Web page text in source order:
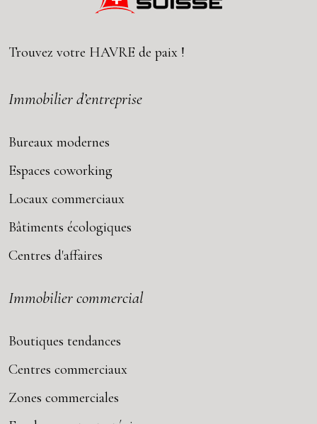
Trouvez votre HAVRE de paix !
Immobilier d’entreprise
Bureaux modernes
Espaces coworking
Locaux commerciaux
Bâtiments écologiques
Centres d'affaires
Immobilier commercial
Boutiques tendances
Centres commerciaux
Zones commerciales